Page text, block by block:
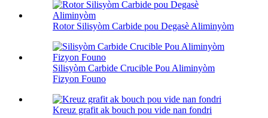
Rotor Silisyòm Carbide pou Degasè Aliminyòm
Silisyòm Carbide Crucible Pou Aliminyòm
Fizyon Founo
Kreuz grafit ak bouch pou vide nan fondri